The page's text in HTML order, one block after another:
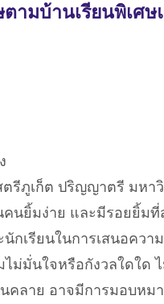
ามบ้านเรียนพิเศ
รีภูเก็ต ปริญญาตรี มหา
นยิ้มง่าย และมีรอยยิ้
กเรียนในการเสนอคว
ม่มั่นใจหรือกังวลใดใ
คลาย อาจมีการมอบห